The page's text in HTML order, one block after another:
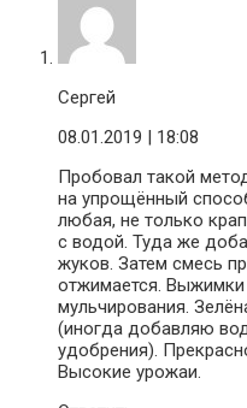
Сергей
08.01.2019 | 18:08
Пробовал такой
на упрощённый
любая, не только
с водой. Туда же
жуков. Затем смесь
отжимается.
мульчирования.
(иногда добавляю
удобрения).
Высокие урожаи.